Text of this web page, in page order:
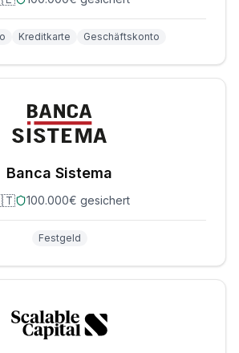
Kreditkarte Geschäftskonto
Banca Sistema
100.000€ gesichert
Festgeld